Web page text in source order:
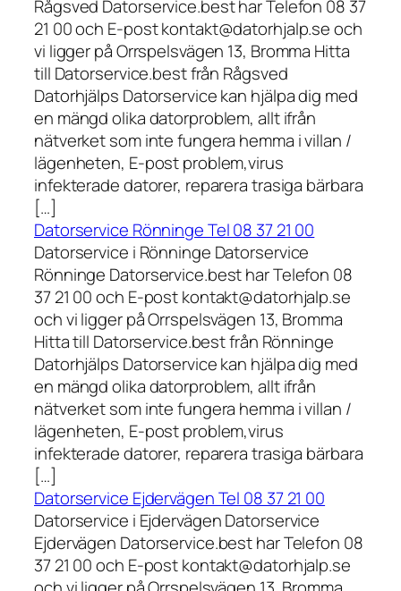
Rågsved Datorservice.best har Telefon 08 37
21 00 och E-post kontakt@datorhjalp.se och
vi ligger på Orrspelsvägen 13, Bromma Hitta
till Datorservice.best från Rågsved
Datorhjälps Datorservice kan hjälpa dig med
en mängd olika datorproblem, allt ifrån
nätverket som inte fungera hemma i villan /
lägenheten, E-post problem,virus
infekterade datorer, reparera trasiga bärbara
[…]
Datorservice Rönninge Tel 08 37 21 00
Datorservice i Rönninge Datorservice
Rönninge Datorservice.best har Telefon 08
37 21 00 och E-post kontakt@datorhjalp.se
och vi ligger på Orrspelsvägen 13, Bromma
Hitta till Datorservice.best från Rönninge
Datorhjälps Datorservice kan hjälpa dig med
en mängd olika datorproblem, allt ifrån
nätverket som inte fungera hemma i villan /
lägenheten, E-post problem,virus
infekterade datorer, reparera trasiga bärbara
[…]
Datorservice Ejdervägen Tel 08 37 21 00
Datorservice i Ejdervägen Datorservice
Ejdervägen Datorservice.best har Telefon 08
37 21 00 och E-post kontakt@datorhjalp.se